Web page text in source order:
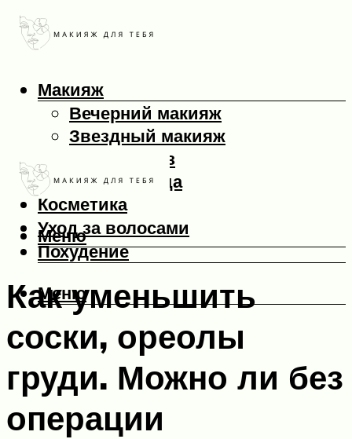
Макияж
Вечерний макияж
Звездный макияж
Макияж глаз
Макияж лица
Косметика
Уход за волосами
Похудение
Меню
Меню
Как уменьшить
соски, ореолы
груди. Можно ли без
операции